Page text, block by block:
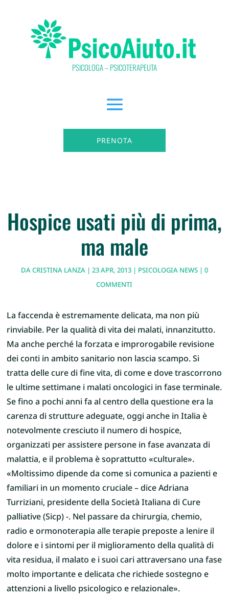
PSICOLOGA – PSICOTERAPEUTA
PRENOTA
Hospice usati più di prima,
ma male
DACRISTINA LANZA|23 APR, 2013| PSICOLOGIA NEWS|0
COMMENTI
La faccenda è estremamente delicata, ma non più
rinviabile. Per la qualità di vita dei malati, innanzitutto.
Ma anche perché la forzata e improrogabile revisione
dei conti in ambito sanitario non lascia scampo. Si
tratta delle cure di fine vita, di come e dove trascorrono
le ultime settimane i malati oncologici in fase terminale.
Se fino a pochi anni fa al centro della questione era la
carenza di strutture adeguate, oggi anche in Italia è
notevolmente cresciuto il numero di hospice,
organizzati per assistere persone in fase avanzata di
malattia, e il problema è soprattutto «culturale».
«Moltissimo dipende da come si comunica a pazienti e
familiari in un momento cruciale – dice Adriana
Turriziani, presidente della Società Italiana di Cure
palliative (Sicp) -. Nel passare da chirurgia, chemio,
radio e ormonoterapia alle terapie preposte a lenire il
dolore e i sintomi per il miglioramento della qualità di
vita residua, il malato e i suoi cari attraversano una fase
molto importante e delicata che richiede sostegno e
attenzioni a livello psicologico e relazionale».